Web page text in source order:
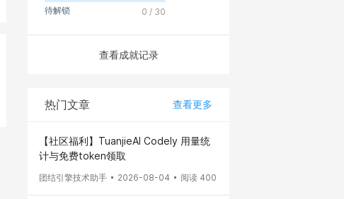
待解锁 0 / 30
查看成就记录
热门文章 查看更多
【社区福利】TuanjieAI Codely 用量统
计与免费token领取
团结引擎技术助手 2026-08-04 阅读 400